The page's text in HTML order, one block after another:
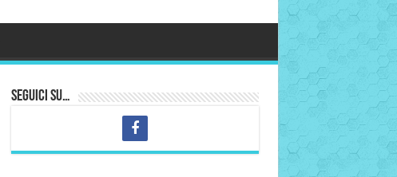
Seguici su…